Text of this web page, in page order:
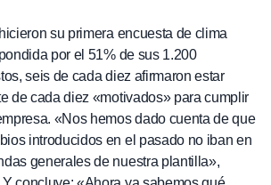
su primera encuesta de clima
por el 51% de sus 1.200
seis de cada diez afirmaron estar
de cada diez «motivados» para cumplir
«Nos hemos dado cuenta de que
introducidos en el pasado no iban en
generales de nuestra plantilla»,